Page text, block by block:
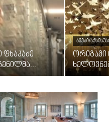
ფხაკაძე
ᲐᲕᲔᲯᲘ/
ორიგამი